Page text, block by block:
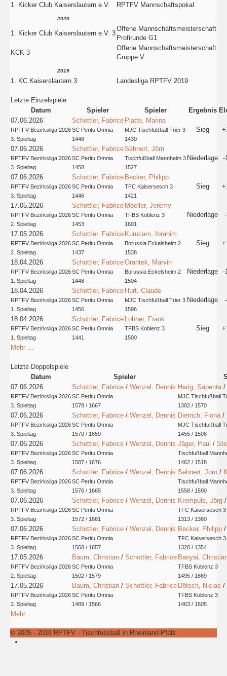
1. Kicker Club Kaiserslautern e.V. RPTFV Mannschaftspokal
2020
1. Kicker Club Kaiserslautern e.V. 3
Offene Mannschaftsmeisterschaft
Profirunde G1
KCK 3
Offene Mannschaftsmeisterschaft
Gruppe V
2019
1. KC Kaiserslautern 3 Landesliga RPTFV 2019
Letzte Einzelspiele
Datum
Spieler Spieler Ergebnis
07.06.2026
RPTFV Bezirksliga 2026
3. Spieltag
Schottler, Fabrice
SC Peritu Omnia
1448
Platte, Marina
MJC Tischfußball Trier 3
1430
Sieg
07.06.2026
RPTFV Bezirksliga 2026
3. Spieltag
Schottler, Fabrice
SC Peritu Omnia
1458
Sehnert, Jörn
Tischfußball Mannheim 3
1527
Niederlage -
07.06.2026
RPTFV Bezirksliga 2026
3. Spieltag
Schottler, Fabrice
SC Peritu Omnia
1446
Becker, Philipp
TFC Kaisersesch 3
1421
Sieg
17.05.2026
RPTFV Bezirksliga 2026
2. Spieltag
Schottler, Fabrice
SC Peritu Omnia
1453
Moeller, Jeremy
TFBS Koblenz 3
1601
Niederlage
17.05.2026
RPTFV Bezirksliga 2026
2. Spieltag
Schottler, Fabrice
SC Peritu Omnia
1437
Kurucam, Ibrahim
Borussia Eckelsheim 2
1538
Sieg
18.04.2026
RPTFV Bezirksliga 2026
1. Spieltag
Schottler, Fabrice
SC Peritu Omnia
1448
Orantek, Marvin
Borussia Eckelsheim 2
1504
Niederlage -
18.04.2026
RPTFV Bezirksliga 2026
1. Spieltag
Schottler, Fabrice
SC Peritu Omnia
1456
Hurt, Claude
MJC Tischfußball Trier 3
1596
Niederlage
18.04.2026
RPTFV Bezirksliga 2026
1. Spieltag
Schottler, Fabrice
SC Peritu Omnia
1441
Lohner, Frank
TFBS Koblenz 3
1500
Sieg
Mehr …
Letzte Doppelspiele
Datum
Spieler
07.06.2026
RPTFV Bezirksliga 2026
3. Spieltag
Schottler, Fabrice / Wenzel, Dennis
SC Peritu Omnia
1578 / 1667
Harig, Säpenta /
MJC Tischfußball
1302 / 1570
07.06.2026
RPTFV Bezirksliga 2026
3. Spieltag
Schottler, Fabrice / Wenzel, Dennis
SC Peritu Omnia
1570 / 1659
Dietrich, Fiona /
MJC Tischfußball
1455 / 1508
07.06.2026
RPTFV Bezirksliga 2026
3. Spieltag
Schottler, Fabrice / Wenzel, Dennis
SC Peritu Omnia
1587 / 1676
Jäger, Paul /
Tischfußball
1462 / 1518
07.06.2026
RPTFV Bezirksliga 2026
3. Spieltag
Schottler, Fabrice / Wenzel, Dennis
SC Peritu Omnia
1576 / 1665
Sehnert, Jörn /
Tischfußball
1558 / 1590
07.06.2026
RPTFV Bezirksliga 2026
3. Spieltag
Schottler, Fabrice / Wenzel, Dennis
SC Peritu Omnia
1572 / 1661
Krempuls, Jörg
TFC Kaisersesch 3
1313 / 1360
07.06.2026
RPTFV Bezirksliga 2026
3. Spieltag
Schottler, Fabrice / Wenzel, Dennis
SC Peritu Omnia
1568 / 1657
Becker, Philipp
TFC Kaisersesch 3
1320 / 1354
17.05.2026
RPTFV Bezirksliga 2026
2. Spieltag
Baum, Christian / Schottler, Fabrice
SC Peritu Omnia
1502 / 1579
Banyai,
TFBS Koblenz 3
1495 / 1669
17.05.2026
RPTFV Bezirksliga 2026
2. Spieltag
Baum, Christian / Schottler, Fabrice
SC Peritu Omnia
1489 / 1566
Dötsch, Niclas /
TFBS Koblenz 3
1463 / 1605
Mehr …
© 2005 - 2018 RPTFV - Tischfussball in Rheinland-Pfalz